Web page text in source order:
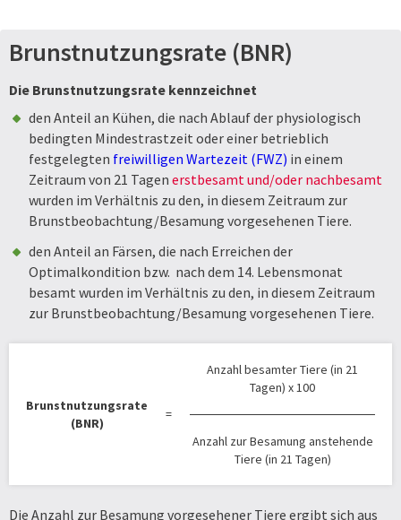
Brunstnutzungsrate (BNR)
Die Brunstnutzungsrate kennzeichnet
den Anteil an Kühen, die nach Ablauf der physiologisch
bedingten Mindestrastzeit oder einer betrieblich
festgelegten freiwilligen Wartezeit (FWZ) in einem
Zeitraum von 21 Tagen erstbesamt und/oder nachbesamt
wurden im Verhältnis zu den, in diesem Zeitraum zur
Brunstbeobachtung/Besamung vorgesehenen Tiere.
den Anteil an Färsen, die nach Erreichen der
Optimalkondition bzw. nach dem 14. Lebensmonat
besamt wurden im Verhältnis zu den, in diesem Zeitraum
zur Brunstbeobachtung/Besamung vorgesehenen Tiere.
Anzahl besamter Tiere (in 21
Tagen) x 100
Brunstnutzungsrate
(BNR)
=
Anzahl zur Besamung anstehende
Tiere (in 21 Tagen)
Die Anzahl zur Besamung vorgesehener Tiere ergibt sich aus